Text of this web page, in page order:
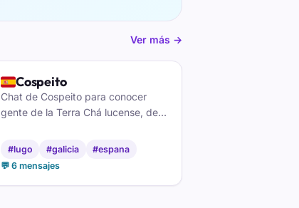
Ver más →
🇪🇸Cospeito
Chat de Cospeito para conocer
gente de la Terra Chá lucense, de
alrededor. Charla cercana en
gallego o castellano, sin registro.
#lugo #galicia
#espana
💬 6 mensajes